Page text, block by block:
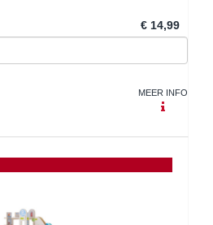
€ 14,99
MEER INFO